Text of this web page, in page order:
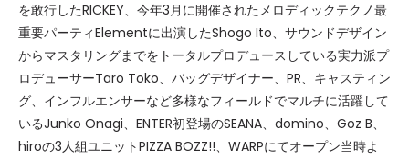
を敢行したRICKEY、今年3月に開催されたメロディックテクノ最
重要パーティElementに出演したShogo Ito、サウンドデザイン
からマスタリングまでをトータルプロデュースしている実力派プ
ロデューサーTaro Toko、バッグデザイナー、PR、キャスティン
グ、インフルエンサーなど多様なフィールドでマルチに活躍して
いるJunko Onagi、ENTER初登場のSEANA、domino、Goz B、
hiroの3人組ユニットPIZZA BOZZ!!、WARPにてオープン当時よ